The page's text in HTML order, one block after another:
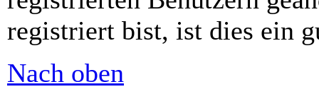
registriert bist, ist dies ein
Nach oben